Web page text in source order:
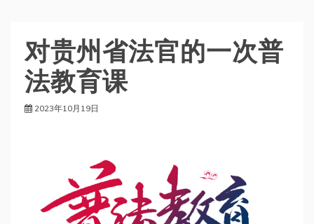
对贵州省法官的一次普
法教育课
2023年10月19日